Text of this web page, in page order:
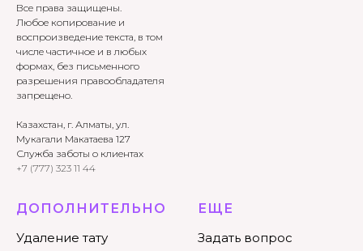
Все права защищены.
Любое копирование и
воспроизведение текста, в том
числе частичное и в любых
формах, без письменного
разрешения правообладателя
запрещено.
Казахстан, г. Алматы, ул.
Мукагали Макатаева 127
Служба заботы о клиентах
+7 (777) 323 11 44
ДОПОЛНИТЕЛЬНО
Удаление тату
ЕЩЕ
Задать вопрос